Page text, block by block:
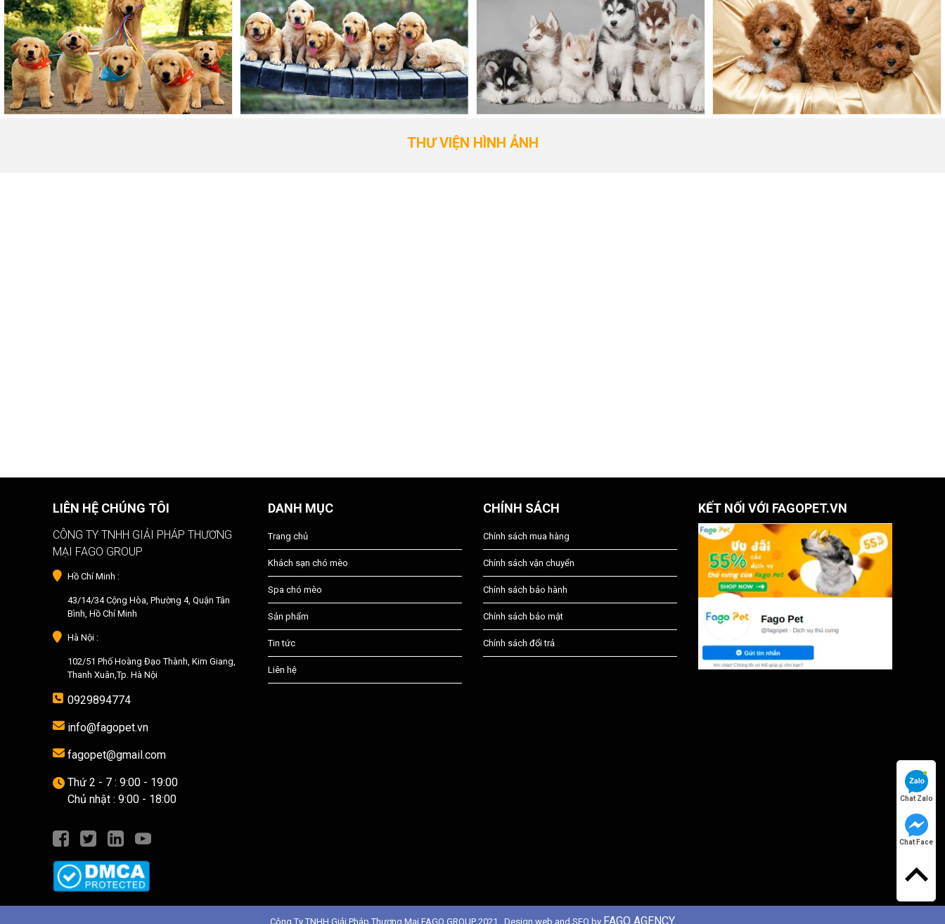
Chat Zalo
Chat Face
THƯ VIỆN HÌNH ẢNH
LIÊN HỆ CHÚNG TÔI
CÔNG TY TNHH GIẢI PHÁP THƯƠNG
MẠI FAGO GROUP
Hồ Chí Minh :
43/14/34 Cộng Hòa, Phường 4, Quận Tân
Bình, Hồ Chí Minh
Hà Nội :
102/51 Phố Hoàng Đạo Thành, Kim Giang,
Thanh Xuân,Tp. Hà Nội
0929894774
info@fagopet.vn
fagopet@gmail.com
Thứ 2 - 7 : 9:00 - 19:00
Chủ nhật : 9:00 - 18:00
DANH MỤC
Trang chủ
Khách sạn chó mèo
Spa chó mèo
Sản phẩm
Tin tức
Liên hệ
CHÍNH SÁCH
Chính sách mua hàng
Chính sách vận chuyển
Chính sách bảo hành
Chính sách bảo mật
Chính sách đổi trả
KẾT NỐI VỚI FAGOPET.VN
Công Ty TNHH Giải Pháp Thương Mại FAGO GROUP 2021 . Design web and SEO by FAGO AGENCY